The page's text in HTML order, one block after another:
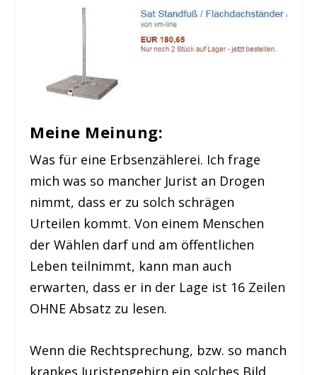
Meine Meinung:
Was für eine Erbsenzählerei. Ich frage
mich was so mancher Jurist an Drogen
nimmt, dass er zu solch schrägen
Urteilen kommt. Von einem Menschen
der Wählen darf und am öffentlichen
Leben teilnimmt, kann man auch
erwarten, dass er in der Lage ist 16 Zeilen
OHNE Absatz zu lesen.
Wenn die Rechtsprechung, bzw. so manch
krankes Juristengehirn ein solches Bild